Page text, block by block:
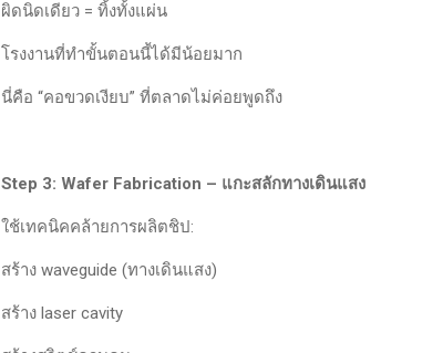
ผิดนิดเดียว = ทิ้งทั้งแผ่น
โรงงานที่ทำขั้นตอนนี้ได้มีน้อยมาก
นี่คือ “คอขวดเงียบ” ที่ตลาดไม่ค่อยพูดถึง
Step 3: Wafer Fabrication – แกะสลักทางเดินแสง
ใช้เทคนิคคล้ายการผลิตชิป:
สร้าง waveguide (ทางเดินแสง)
สร้าง laser cavity